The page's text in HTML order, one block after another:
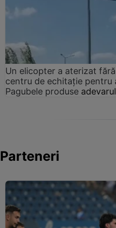
Un elicopter a aterizat
centru de echitație pentru
Pagubele produse
Parteneri